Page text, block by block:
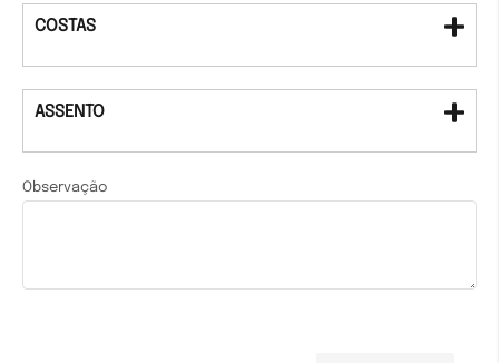
COSTAS
ASSENTO
Observação